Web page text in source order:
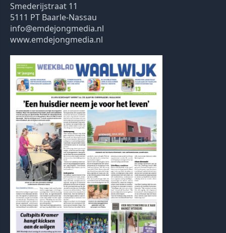
Smederijstraat 11
5111 PT Baarle-Nassau
info@emdejongmedia.nl
www.emdejongmedia.nl